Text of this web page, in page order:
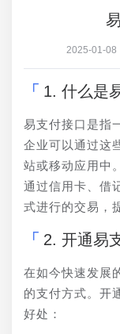
2025-01-08
1. 什么是
易支付接口是指
企业可以通过这
站或移动应用中
通过信用卡、借
式进行的交易，
2. 开通易
在如今快速发展
的支付方式。开
好处：